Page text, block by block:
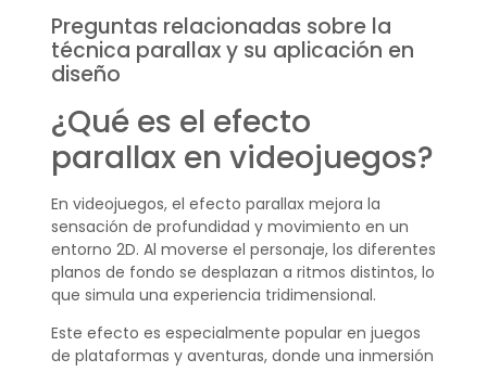
Preguntas relacionadas sobre la
técnica parallax y su aplicación en
diseño
¿Qué es el efecto
parallax en videojuegos?
En videojuegos, el efecto parallax mejora la
sensación de profundidad y movimiento en un
entorno 2D. Al moverse el personaje, los diferentes
planos de fondo se desplazan a ritmos distintos, lo
que simula una experiencia tridimensional.
Este efecto es especialmente popular en juegos
de plataformas y aventuras, donde una inmersión